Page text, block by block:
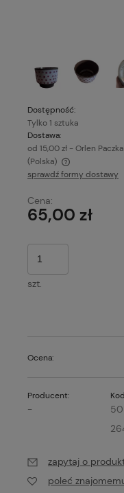
Dostępność:
Tylko 1 sztuka
Dostawa:
od 15,00 zł - Orlen Paczka
(Polska)
Cena nie zawiera
sprawdź formy dostawy
Cena:
65,00 zł
szt.
Ocena:
Producent:
-
zapytaj o
poleć